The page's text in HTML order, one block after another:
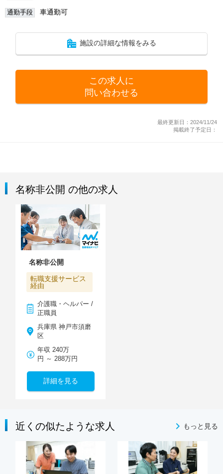
通勤手段 車通勤可
施設の詳細な情報をみる
この求人に
問い合わせる
最終更新日：2024/11/24
掲載終了予定日：
名称非公開 の他の求人
名称非公開
転職支援サービス
経由
介護職・ヘルパー /
正職員
兵庫県 神戸市須磨
区
年収 240万
円 ～ 288万円
詳細を見る
近くの似たような求人 もっと見る